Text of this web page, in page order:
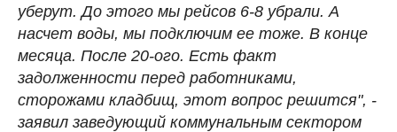
уберут. До этого мы рейсов 6-8 убрали. А
насчет воды, мы подключим ее тоже. В конце
месяца. После 20-ого. Есть факт
задолженности перед работниками,
сторожами кладбищ, этот вопрос решится", -
заявил заведующий коммунальным сектором